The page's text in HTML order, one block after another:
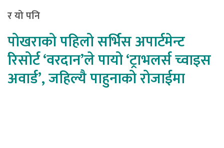
र यो पनि
पोखराको पहिलो सर्भिस अपार्टमेन्ट
रिसोर्ट ‘वरदान’ले पायो ‘ट्राभलर्स च्वाइस
अवार्ड’, जहिल्यै पाहुनाको रोजाईमा